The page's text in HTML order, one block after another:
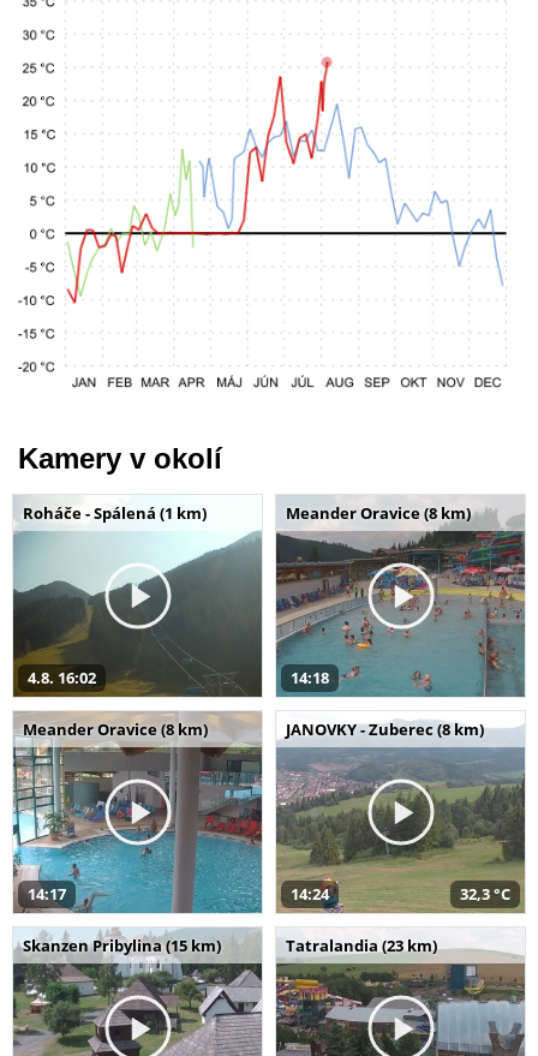
Kamery v okolí
Roháče - Spálená (1 km)
4.8. 16:02
Meander Oravice (8 km)
14:18
Meander Oravice (8 km)
14:17
JANOVKY - Zuberec (8 km)
14:24 32,3 °C
Skanzen Pribylina (15 km) Tatralandia (23 km)